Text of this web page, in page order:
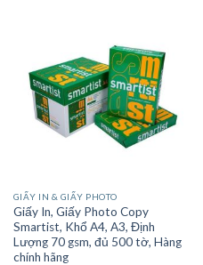
GIẤY IN & GIẤY PHOTO
Giấy In, Giấy Photo Copy
Smartist, Khổ A4, A3, Định
Lượng 70 gsm, đủ 500 tờ, Hàng
chính hãng